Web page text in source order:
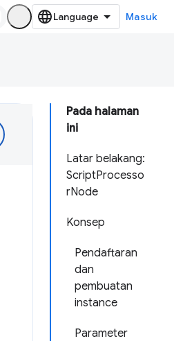
Masuk
Pada halaman
ini
Latar belakang:
ScriptProcesso
rNode
Konsep
Pendaftaran
dan
pembuatan
instance
Parameter